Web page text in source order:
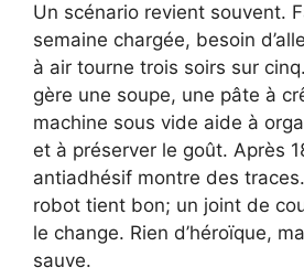
Un scénario revient souvent.
semaine chargée, besoin
à air tourne trois soirs sur
gère une soupe, une pâte à
machine sous vide aide à
et à préserver le goût. Après
antiadhésif montre des
robot tient bon; un joint de
le change. Rien d’héroïque,
sauve.